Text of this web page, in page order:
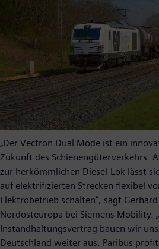
„Der Vectron Dual Mode ist ein
Zukunft des Schienengüterverkehrs.
zur herkömmlichen Diesel-Lok lässt
auf elektrifizierten Strecken flexibel
Elektrobetrieb schalten“, sagt
Nordosteuropa bei Siemens Mobility.
Instandhaltungsvertrag bauen wir
Deutschland weiter aus. Paribus